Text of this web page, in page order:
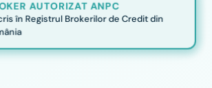
AUTORIZAT ANPC
în Registrul Brokerilor de Credit din
să obții un